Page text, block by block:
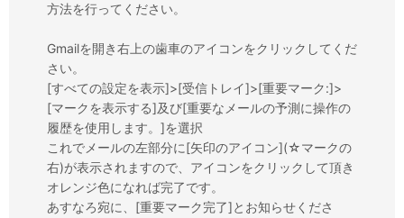
方法を行ってください。
Gmailを開き右上の歯車のアイコンをクリックしてくだ
さい。
[すべての設定を表示]>[受信トレイ]>[重要マーク:]>
[マークを表示する]及び[重要なメールの予測に操作の
履歴を使用します。]を選択
これでメールの左部分に[矢印のアイコン](☆マークの
右)が表示されますので、アイコンをクリックして頂き
オレンジ色になれば完了です。
あすなろ宛に、[重要マーク完了]とお知らせくださ